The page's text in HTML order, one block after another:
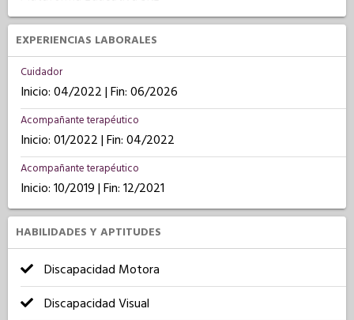
EXPERIENCIAS LABORALES
Cuidador
Inicio: 04/2022 | Fin: 06/2026
Acompañante terapéutico
Inicio: 01/2022 | Fin: 04/2022
Acompañante terapéutico
Inicio: 10/2019 | Fin: 12/2021
HABILIDADES Y APTITUDES
Discapacidad Motora
Discapacidad Visual